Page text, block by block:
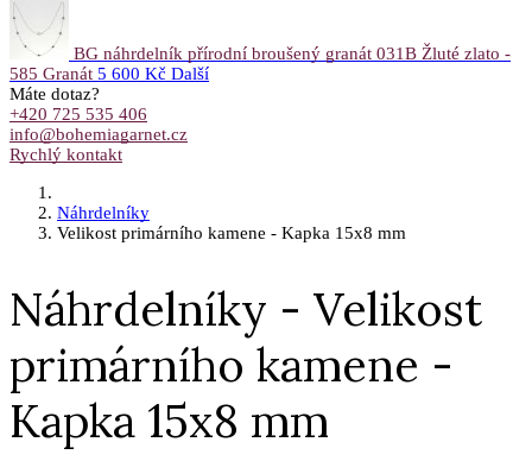
BG náhrdelník přírodní broušený granát 031B Žluté zlato -
585 Granát 5 600 Kč Další
Máte dotaz?
+420 725 535 406
info@bohemiagarnet.cz
Rychlý kontakt
Náhrdelníky
Velikost primárního kamene - Kapka 15x8 mm
Náhrdelníky - Velikost
primárního kamene -
Kapka 15x8 mm